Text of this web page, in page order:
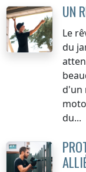
UN
Le
du
d'un
du...